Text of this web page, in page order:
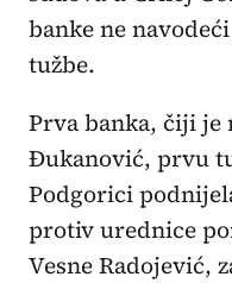
banke ne
tužbe.
Prva banka, čiji je
Đukanović, prvu
Podgorici
protiv urednice
Vesne Radojević,